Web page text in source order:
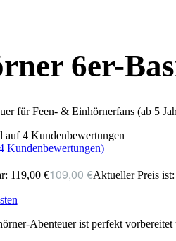
6er-
für Feen- & Einhörnerfans (ab 5
auf4Kundenbewertungen
Kundenbewertungen)
119,00 €109,00 €Aktueller Preis
Abenteuer ist perfekt